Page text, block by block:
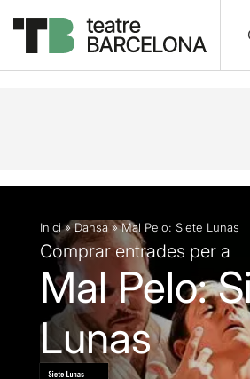
Descripció Fitxa artística
Inici»Dansa »Mal Pelo: Siete Lunas
Comprar entrades per a
Mal Pelo:
Lunas